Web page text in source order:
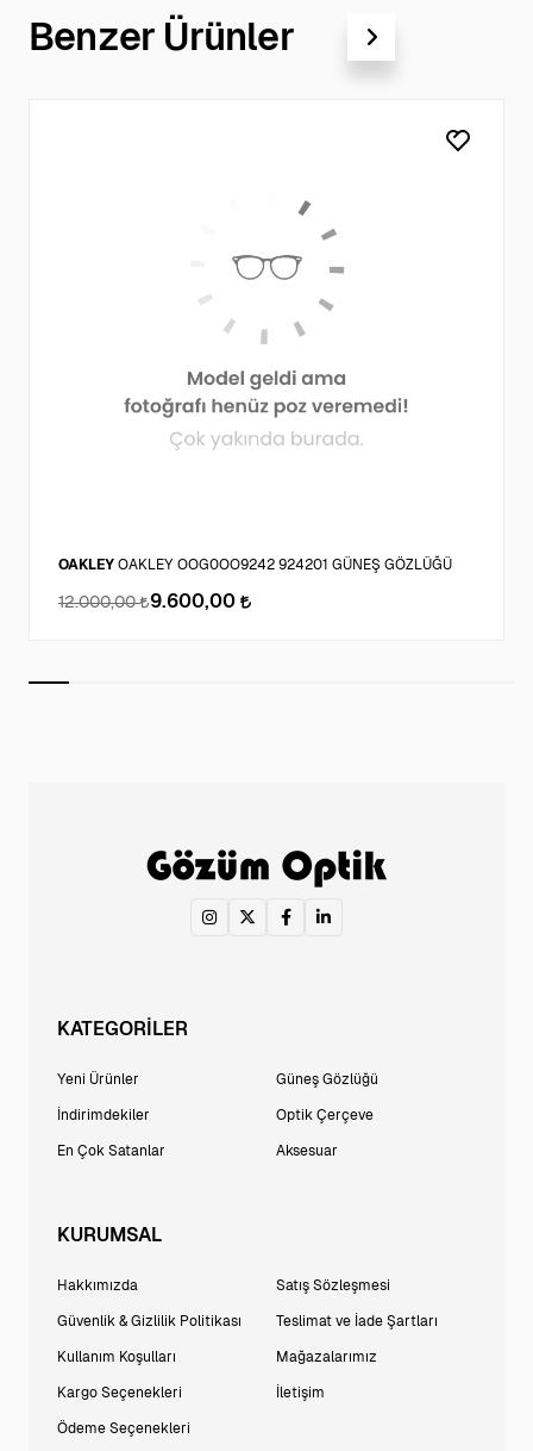
Benzer Ürünler
OAKLEY OAKLEY OOG0OO9242 924201 GÜNEŞ GÖZLÜĞÜ
12.000,00 9.600,00
KATEGORİLER
Yeni Ürünler
İndirimdekiler
En Çok Satanlar
Güneş Gözlüğü
Optik Çerçeve
Aksesuar
KURUMSAL
Hakkımızda
Güvenlik & Gizlilik Politikası
Kullanım Koşulları
Kargo Seçenekleri
Ödeme Seçenekleri
Satış Sözleşmesi
Teslimat ve İade Şartları
Mağazalarımız
İletişim